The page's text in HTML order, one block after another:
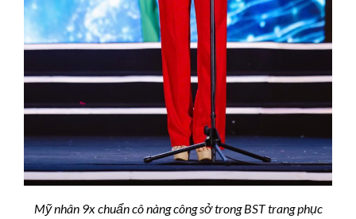
Mỹ nhân 9x chuẩn cô nàng công sở trong BST trang phục